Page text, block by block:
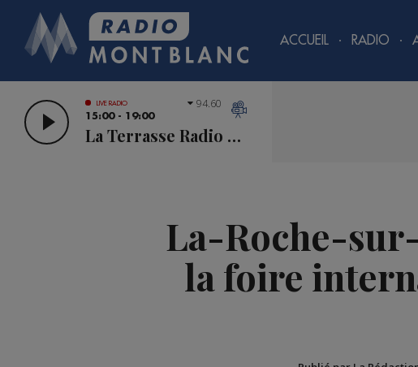
ACCUEIL RADIO
LIVE RADIO
15:00 - 19:00
La Terrasse Radio Mont Blanc
94.60
La-Roche-
la foire